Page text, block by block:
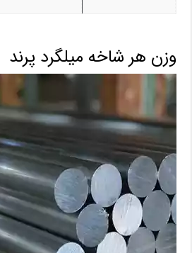
وزن هر شاخه میلگرد پرند